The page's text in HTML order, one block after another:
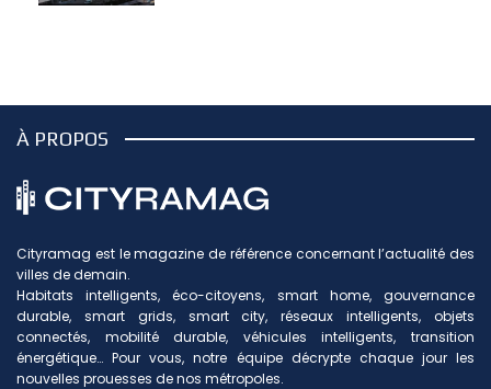
À PROPOS
Cityramag est le magazine de référence concernant l’actualité des
villes de demain.
Habitats intelligents, éco-citoyens, smart home, gouvernance
durable, smart grids, smart city, réseaux intelligents, objets
connectés, mobilité durable, véhicules intelligents, transition
énergétique… Pour vous, notre équipe décrypte chaque jour les
nouvelles prouesses de nos métropoles.